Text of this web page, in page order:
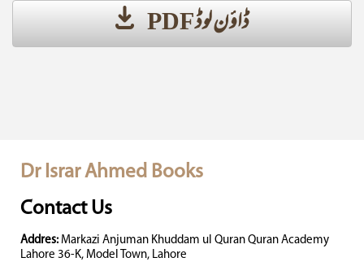
ڈاؤن لوڈ PDF
Dr Israr Ahmed Books
Contact Us
Addres: Markazi Anjuman Khuddam ul Quran Quran Academy
Lahore 36-K, Model Town, Lahore